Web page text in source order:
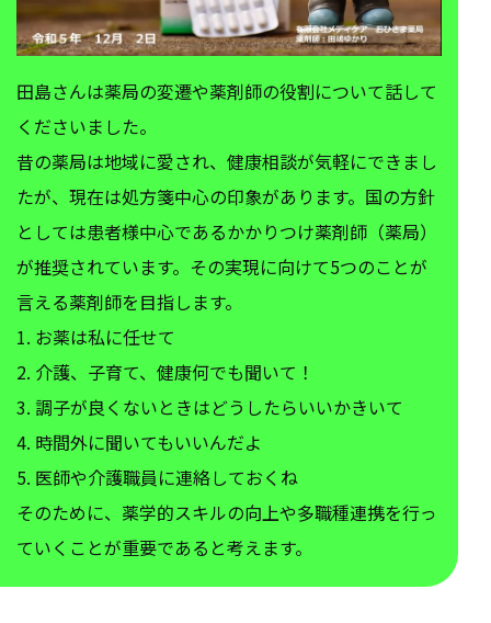
田島さんは薬局の変遷や薬剤師の役割について話して
くださいました。
昔の薬局は地域に愛され、健康相談が気軽にできまし
たが、現在は処方箋中心の印象があります。国の方針
としては患者様中心であるかかりつけ薬剤師（薬局）
が推奨されています。その実現に向けて5つのことが
言える薬剤師を目指します。
1. お薬は私に任せて
2. 介護、子育て、健康何でも聞いて！
3. 調子が良くないときはどうしたらいいかきいて
4. 時間外に聞いてもいいんだよ
5. 医師や介護職員に連絡しておくね
そのために、薬学的スキルの向上や多職種連携を行っ
ていくことが重要であると考えます。